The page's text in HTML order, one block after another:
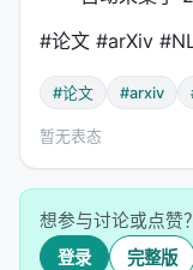
#论文 #arXiv
#论文 #arxiv
暂无表态
想参与讨论或点赞
登录 完整版